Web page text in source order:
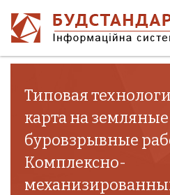
Типовая
карта на
буровзрывные
Комплексно-